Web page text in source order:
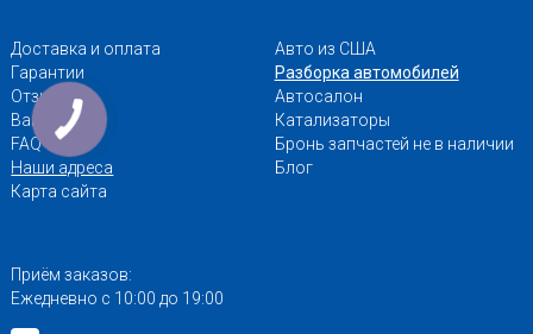
Доставка и оплата
Гарантии
Отзывы
Вакансии
FAQ
Наши адреса
Карта сайта
Авто из США
Разборка автомобилей
Автосалон
Катализаторы
Бронь запчастей не в наличии
Блог
Приём заказов:
Ежедневно с 10:00 до 19:00